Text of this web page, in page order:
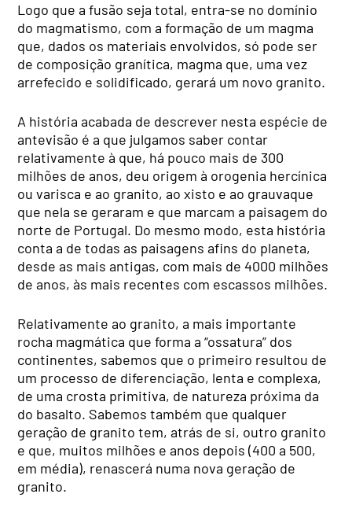
Logo que a fusão seja total, entra-se no domínio
do magmatismo, com a formação de um magma
que, dados os materiais envolvidos, só pode ser
de composição granítica, magma que, uma vez
arrefecido e solidificado, gerará um novo granito.
A história acabada de descrever nesta espécie de
antevisão é a que julgamos saber contar
relativamente à que, há pouco mais de 300
milhões de anos, deu origem à orogenia hercínica
ou varisca e ao granito, ao xisto e ao grauvaque
que nela se geraram e que marcam a paisagem do
norte de Portugal. Do mesmo modo, esta história
conta a de todas as paisagens afins do planeta,
desde as mais antigas, com mais de 4000 milhões
de anos, às mais recentes com escassos milhões.
Relativamente ao granito, a mais importante
rocha magmática que forma a “ossatura” dos
continentes, sabemos que o primeiro resultou de
um processo de diferenciação, lenta e complexa,
de uma crosta primitiva, de natureza próxima da
do basalto. Sabemos também que qualquer
geração de granito tem, atrás de si, outro granito
e que, muitos milhões e anos depois (400 a 500,
em média), renascerá numa nova geração de
granito.